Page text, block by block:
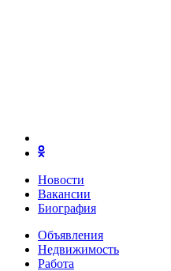
Новости
Вакансии
Биография
Объявления
Недвижимость
Работа